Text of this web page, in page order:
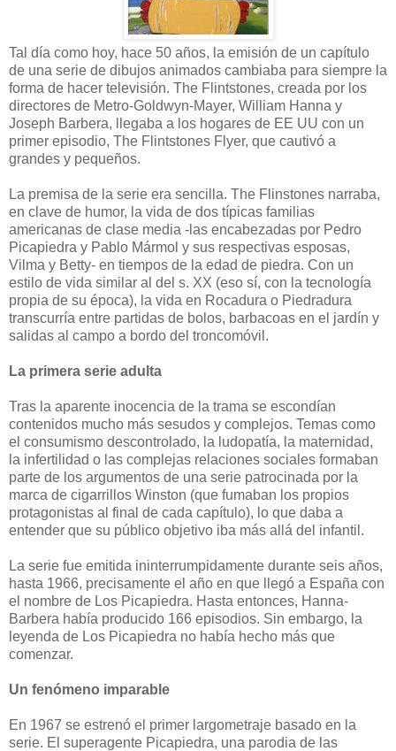
Tal día como hoy, hace 50 años, la emisión de un capítulo
de una serie de dibujos animados cambiaba para siempre la
forma de hacer televisión. The Flintstones, creada por los
directores de Metro-Goldwyn-Mayer, William Hanna y
Joseph Barbera, llegaba a los hogares de EE UU con un
primer episodio, The Flintstones Flyer, que cautivó a
grandes y pequeños.
La premisa de la serie era sencilla. The Flinstones narraba,
en clave de humor, la vida de dos típicas familias
americanas de clase media -las encabezadas por Pedro
Picapiedra y Pablo Mármol y sus respectivas esposas,
Vilma y Betty- en tiempos de la edad de piedra. Con un
estilo de vida similar al del s. XX (eso sí, con la tecnología
propia de su época), la vida en Rocadura o Piedradura
transcurría entre partidas de bolos, barbacoas en el jardín y
salidas al campo a bordo del troncomóvil.
La primera serie adulta
Tras la aparente inocencia de la trama se escondían
contenidos mucho más sesudos y complejos. Temas como
el consumismo descontrolado, la ludopatía, la maternidad,
la infertilidad o las complejas relaciones sociales formaban
parte de los argumentos de una serie patrocinada por la
marca de cigarrillos Winston (que fumaban los propios
protagonistas al final de cada capítulo), lo que daba a
entender que su público objetivo iba más allá del infantil.
La serie fue emitida ininterrumpidamente durante seis años,
hasta 1966, precisamente el año en que llegó a España con
el nombre de Los Picapiedra. Hasta entonces, Hanna-
Barbera había producido 166 episodios. Sin embargo, la
leyenda de Los Picapiedra no había hecho más que
comenzar.
Un fenómeno imparable
En 1967 se estrenó el primer largometraje basado en la
serie. El superagente Picapiedra, una parodia de las